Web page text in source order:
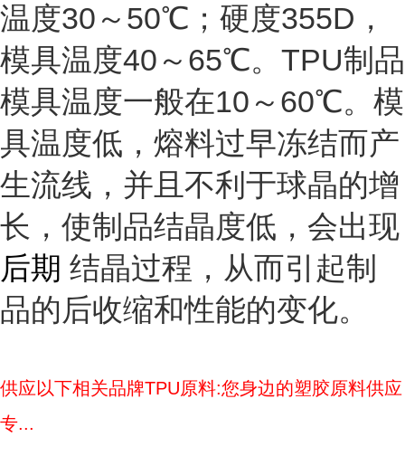
温度30～50℃；硬度355D，
模具温度40～65℃。TPU制品
模具温度一般在10～60℃。模
具温度低，熔料过早冻结而产
生流线，并且不利于球晶的增
长，使制品结晶度低，会出现
后期 结晶过程，从而引起制
品的后收缩和性能的变化。
供应以下相关品牌TPU原料:您身边的塑胶原料供应
专...